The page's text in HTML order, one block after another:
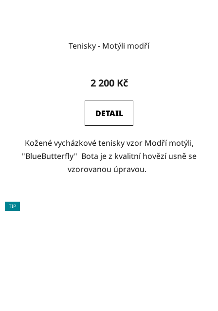
Tenisky - Motýli modří
2 200 Kč
DETAIL
Kožené vycházkové tenisky vzor Modří motýli,
"BlueButterfly" Bota je z kvalitní hovězí usně se
vzorovanou úpravou.
TIP